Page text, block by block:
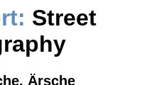
Street
Ärsche